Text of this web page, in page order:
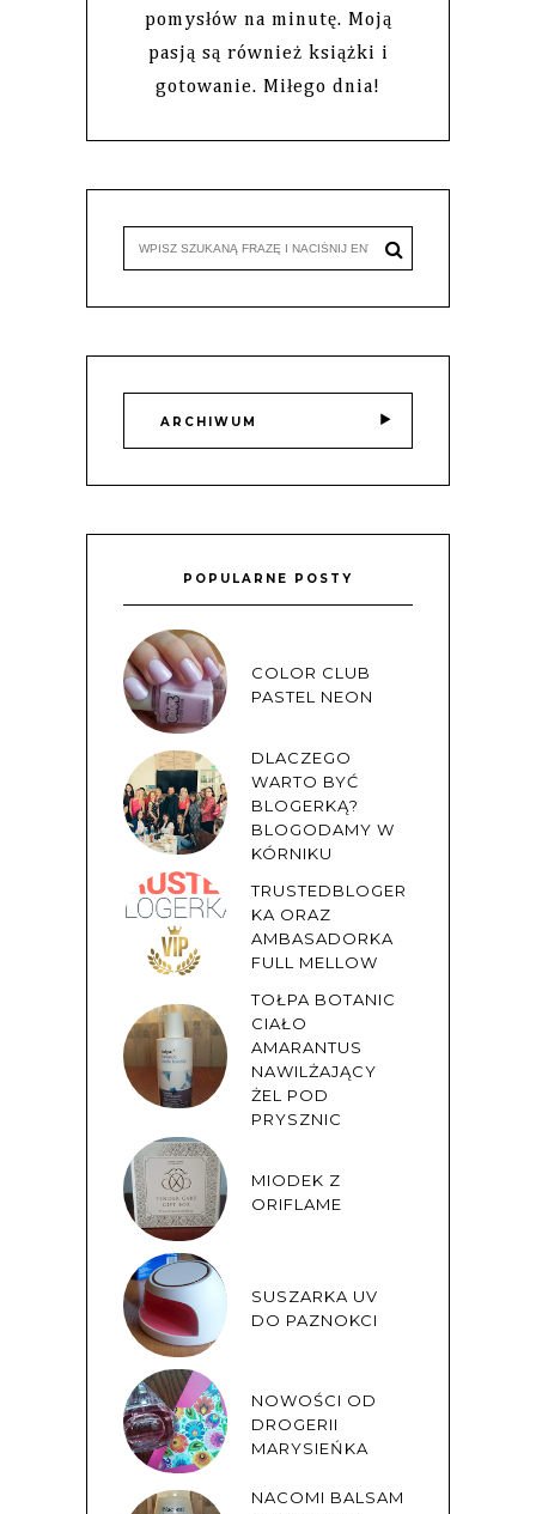
pomysłów na minutę. Moją
pasją są również książki i
gotowanie. Miłego dnia!
ARCHIWUM
POPULARNE POSTY
COLOR CLUB
PASTEL NEON
DLACZEGO
WARTO BYĆ
BLOGERKĄ?
BLOGODAMY W
KÓRNIKU
TRUSTEDBLOGER
KA ORAZ
AMBASADORKA
FULL MELLOW
TOŁPA BOTANIC
CIAŁO
AMARANTUS
NAWILŻAJĄCY
ŻEL POD
PRYSZNIC
MIODEK Z
ORIFLAME
SUSZARKA UV
DO PAZNOKCI
NOWOŚCI OD
DROGERII
MARYSIEŃKA
NACOMI BALSAM